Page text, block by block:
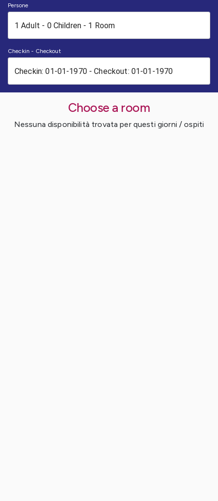
Persone
Checkin - Checkout
Choose a room
Nessuna disponibilità trovata per questi giorni / ospiti